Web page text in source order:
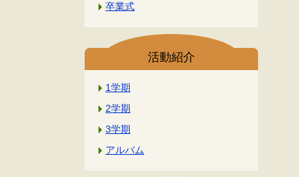
卒業式
活動紹介
1学期
2学期
3学期
アルバム